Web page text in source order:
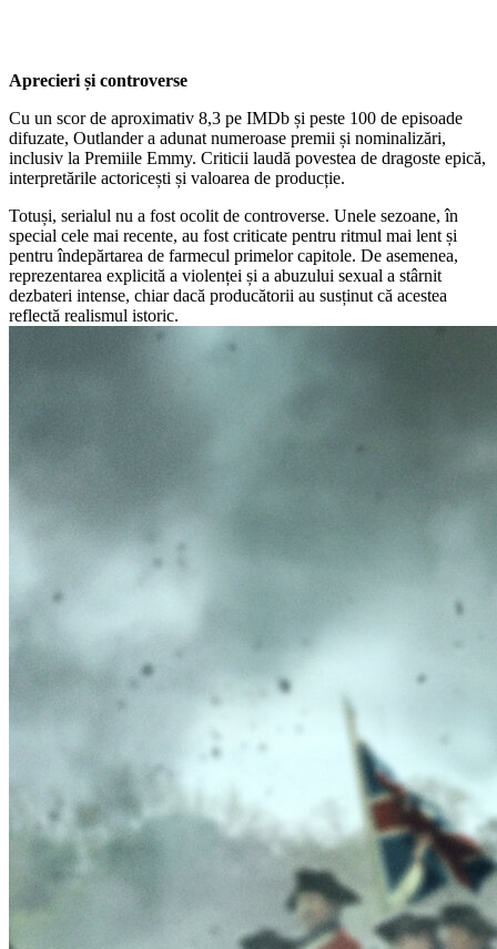
Aprecieri și controverse
Cu un scor de aproximativ 8,3 pe IMDb și peste 100 de episoade
difuzate, Outlander a adunat numeroase premii și nominalizări,
inclusiv la Premiile Emmy. Criticii laudă povestea de dragoste epică,
interpretările actoricești și valoarea de producție.
Totuși, serialul nu a fost ocolit de controverse. Unele sezoane, în
special cele mai recente, au fost criticate pentru ritmul mai lent și
pentru îndepărtarea de farmecul primelor capitole. De asemenea,
reprezentarea explicită a violenței și a abuzului sexual a stârnit
dezbateri intense, chiar dacă producătorii au susținut că acestea
reflectă realismul istoric.